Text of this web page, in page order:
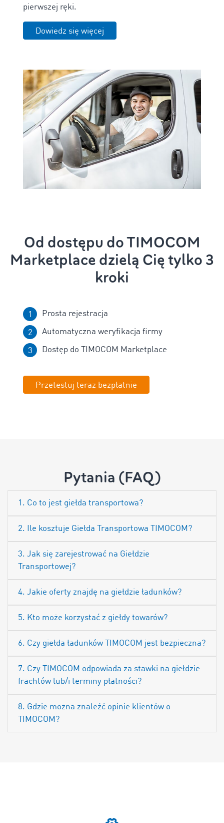
pierwszej ręki.
Dowiedz się więcej
Od dostępu do TIMOCOM
Marketplace dzielą Cię tylko 3
kroki
Prosta rejestracja
Automatyczna weryfikacja firmy
Dostęp do TIMOCOM Marketplace
Przetestuj teraz bezpłatnie
Pytania (FAQ)
1. Co to jest giełda transportowa?
2. Ile kosztuje Giełda Transportowa TIMOCOM?
3. Jak się zarejestrować na Giełdzie
Transportowej?
4. Jakie oferty znajdę na giełdzie ładunków?
5. Kto może korzystać z giełdy towarów?
6. Czy giełda ładunków TIMOCOM jest bezpieczna?
7. Czy TIMOCOM odpowiada za stawki na giełdzie
frachtów lub/i terminy płatności?
8. Gdzie można znaleźć opinie klientów o
TIMOCOM?